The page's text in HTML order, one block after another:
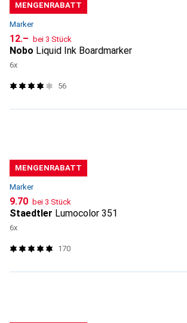
MENGENRABATT
Marker
CHF
12.– bei 3 Stück
Nobo Liquid Ink Boardmarker
6x
56
MENGENRABATT
Marker
CHF
9.70 bei 3 Stück
Staedtler Lumocolor 351
6x
170